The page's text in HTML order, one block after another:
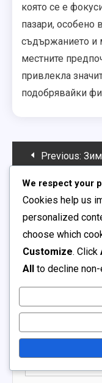
която се е
пазари, особено
съдържанието и
местните
привлекла
подобрявайки
Post
navigation
Previous: Зимни младежки футболни лиги: закрити формати, развитие на
Leave a Reply
Your email
are marked*
Comment*
We respect your
Cookies help us
personalized
choose which
Customize. Click
All to decline